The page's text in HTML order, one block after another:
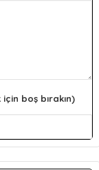
boş bırakın)